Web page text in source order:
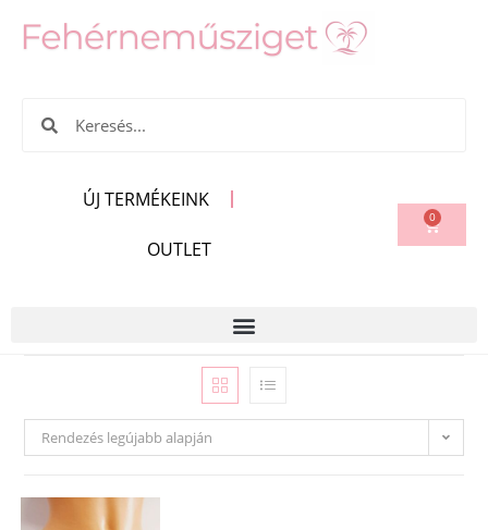
ÚJ TERMÉKEINK
OUTLET
0
Rendezés legújabb alapján